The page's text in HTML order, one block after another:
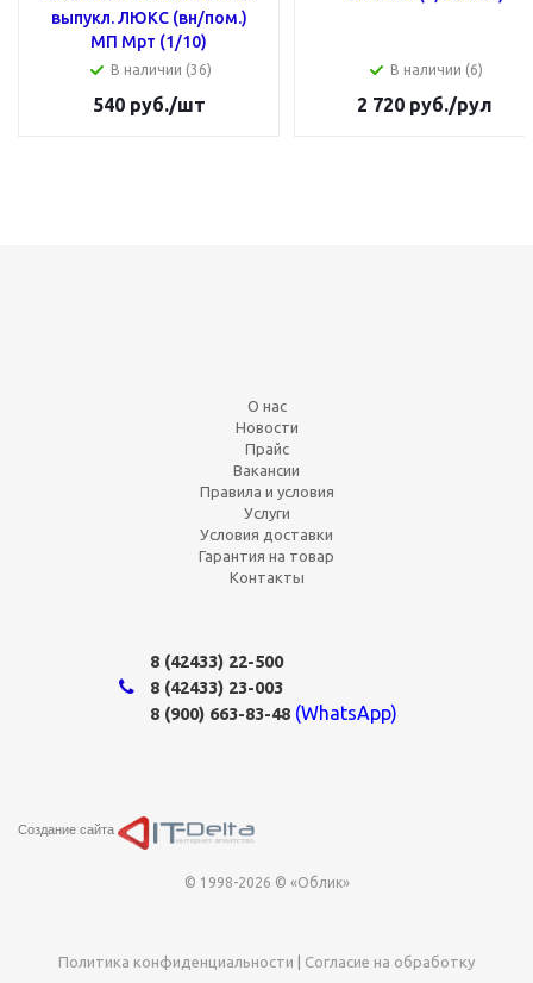
выпукл. ЛЮКС (вн/пом.)
МП Мрт (1/10)
В наличии (36)
540руб./шт
В наличии (6)
2 720 руб./рул
О нас
Новости
Прайс
Вакансии
Правила и условия
Услуги
Условия доставки
Гарантия на товар
Контакты
8 (42433) 22-500
8 (42433) 23-003
8 (900) 663-83-48 (WhatsApp)
Создание сайта
© 1998-2026 © «Облик»
Политика конфиденциальности | Согласие на обработку